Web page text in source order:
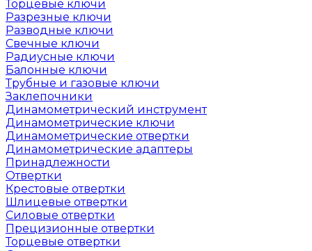
Торцевые ключи
Разрезные ключи
Разводные ключи
Свечные ключи
Радиусные ключи
Балонные ключи
Трубные и газовые ключи
Заклепочники
Динамометрический инструмент
Динамометрические ключи
Динамометрические отвертки
Динамометрические адаптеры
Принадлежности
Отвертки
Крестовые отвертки
Шлицевые отвертки
Силовые отвертки
Прецизионные отвертки
Торцевые отвертки